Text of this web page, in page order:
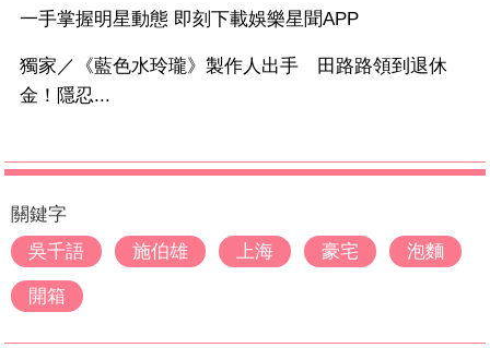
一手掌握明星動態 即刻下載娛樂星聞APP
獨家／《藍色水玲瓏》製作人出手 田路路領到退休
金！隱忍...
關鍵字
吳千語
施伯雄 上海 豪宅 泡麵
開箱